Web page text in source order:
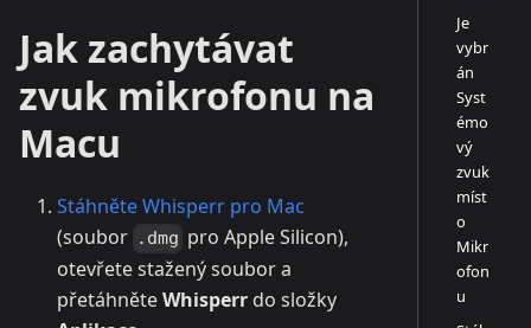
Jak zachytávat
zvuk mikrofonu na
Macu
Stáhněte Whisperr pro Mac
(soubor .dmg pro Apple Silicon),
otevřete stažený soubor a
přetáhněteWhisperr do složky
Je
vybr
án
Syst
émo
vý
zvuk
míst
o
Mikr
ofon
u